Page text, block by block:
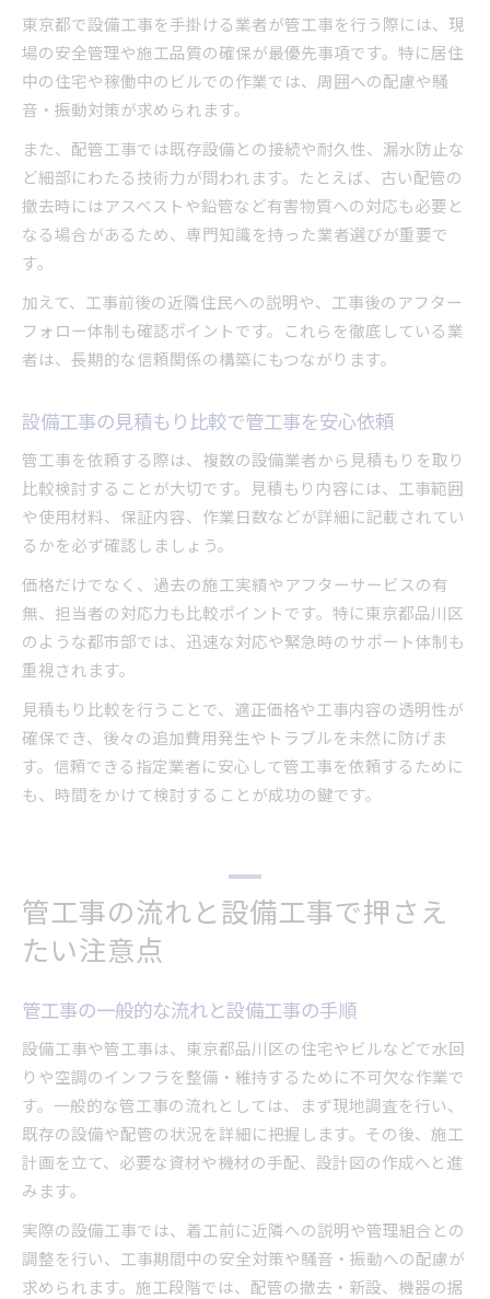
東京都で設備工事を手掛ける業者が管工事を行う際には、現
場の安全管理や施工品質の確保が最優先事項です。特に居住
中の住宅や稼働中のビルでの作業では、周囲への配慮や騒
音・振動対策が求められます。
また、配管工事では既存設備との接続や耐久性、漏水防止な
ど細部にわたる技術力が問われます。たとえば、古い配管の
撤去時にはアスベストや鉛管など有害物質への対応も必要と
なる場合があるため、専門知識を持った業者選びが重要で
す。
加えて、工事前後の近隣住民への説明や、工事後のアフター
フォロー体制も確認ポイントです。これらを徹底している業
者は、長期的な信頼関係の構築にもつながります。
設備工事の見積もり比較で管工事を安心依頼
管工事を依頼する際は、複数の設備業者から見積もりを取り
比較検討することが大切です。見積もり内容には、工事範囲
や使用材料、保証内容、作業日数などが詳細に記載されてい
るかを必ず確認しましょう。
価格だけでなく、過去の施工実績やアフターサービスの有
無、担当者の対応力も比較ポイントです。特に東京都品川区
のような都市部では、迅速な対応や緊急時のサポート体制も
重視されます。
見積もり比較を行うことで、適正価格や工事内容の透明性が
確保でき、後々の追加費用発生やトラブルを未然に防げま
す。信頼できる指定業者に安心して管工事を依頼するために
も、時間をかけて検討することが成功の鍵です。
管工事の流れと設備工事で押さえ
たい注意点
管工事の一般的な流れと設備工事の手順
設備工事や管工事は、東京都品川区の住宅やビルなどで水回
りや空調のインフラを整備・維持するために不可欠な作業で
す。一般的な管工事の流れとしては、まず現地調査を行い、
既存の設備や配管の状況を詳細に把握します。その後、施工
計画を立て、必要な資材や機材の手配、設計図の作成へと進
みます。
実際の設備工事では、着工前に近隣への説明や管理組合との
調整を行い、工事期間中の安全対策や騒音・振動への配慮が
求められます。施工段階では、配管の撤去・新設、機器の据